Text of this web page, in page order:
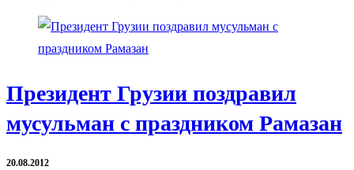
Президент Грузии поздравил
мусульман с праздником Рамазан
20.08.2012